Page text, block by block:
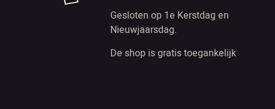
Gesloten op 1e Kerstdag en
Nieuwjaarsdag.
De shop is gratis toegankelijk